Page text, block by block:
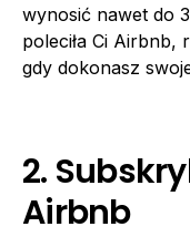
wynosić nawet do
poleciła Ci
gdy dokonasz
2.
Airbnb